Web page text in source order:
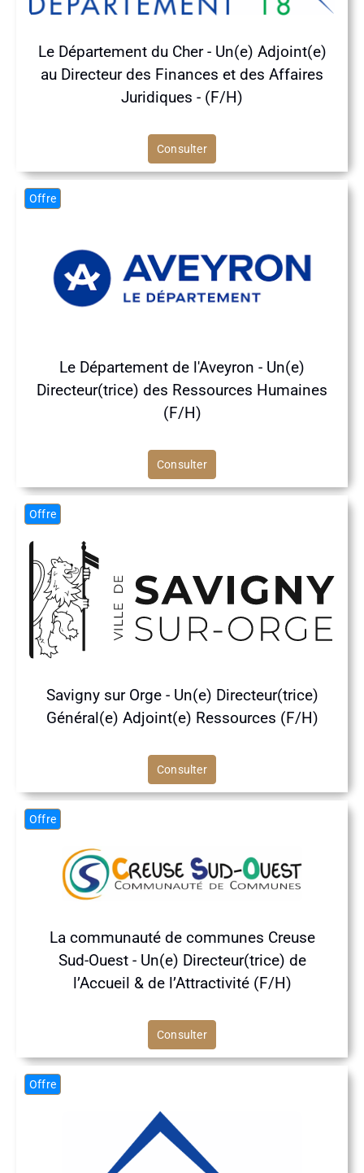
Le Département du Cher - Un(e) Adjoint(e)
au Directeur des Finances et des Affaires
Juridiques - (F/H)
Consulter
Offre
Le Département de l'Aveyron - Un(e)
Directeur(trice) des Ressources Humaines
(F/H)
Consulter
Offre
Savigny sur Orge - Un(e) Directeur(trice)
Général(e) Adjoint(e) Ressources (F/H)
Consulter
Offre
La communauté de communes Creuse
Sud-Ouest - Un(e) Directeur(trice) de
l’Accueil & de l’Attractivité (F/H)
Consulter
Offre